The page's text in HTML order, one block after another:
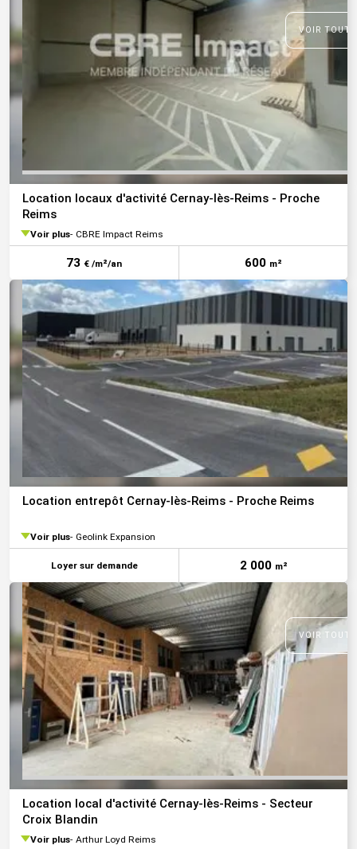
VOIR
Location locaux d'activité Cernay-lès-Reims - Proche
Reims
Voir plus CBRE Impact Reims
73 € /m²/an 600 m²
Location entrepôt Cernay-lès-Reims - Proche Reims
Voir plus Geolink Expansion
Loyer sur demande 2 000 m²
VOIR
Location local d'activité Cernay-lès-Reims - Secteur
Croix Blandin
Voir plus Arthur Loyd Reims